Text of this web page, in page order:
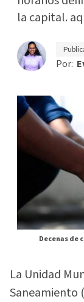
la capital.
Por:
Decenas de
La Unidad
Saneamiento (